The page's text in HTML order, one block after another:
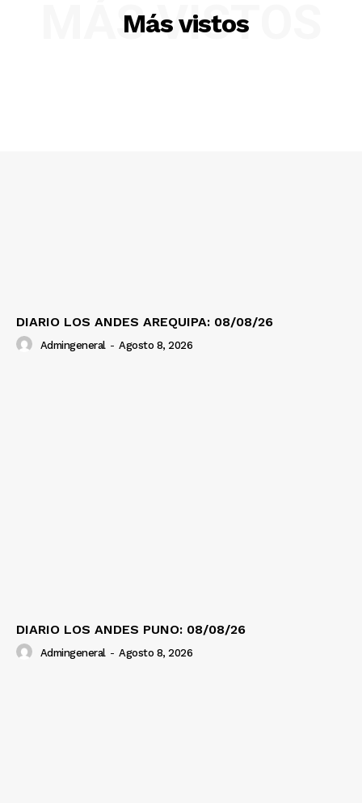
Más vistos
MÁS VISTOS
DIARIO LOS ANDES AREQUIPA: 08/08/26
Admingeneral - Agosto 8, 2026
DIARIO LOS ANDES PUNO: 08/08/26
Admingeneral - Agosto 8, 2026